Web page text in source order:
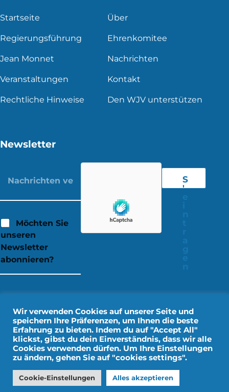
Startseite Über
Regierungsführung Ehrenkomitee
Jean Monnet Nachrichten
Veranstaltungen Kontakt
Rechtliche Hinweise Den WJV unterstützen
Newsletter
Möchten Sie
unseren
Newsletter
abonnieren?
S
'
Rechtliche Hinweise
Persönliche Daten
Gestaltung durch IMPALA
Wir verwenden Cookies auf unserer Seite und
speichern Ihre Präferenzen, um Ihnen die beste
Erfahrung zu bieten. Indem du auf "Accept All"
klickst, gibst du dein Einverständnis, dass wir alle
Cookies verwenden dürfen. Um Ihre Einstellungen
zu ändern, gehen Sie auf "cookies settings".
Cookie-Einstellungen Alles akzeptieren